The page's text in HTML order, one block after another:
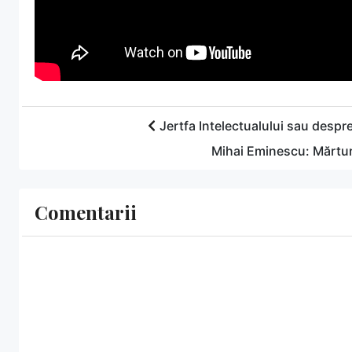
Jertfa Intelectualului sau
Mihai Eminescu:
Comentarii